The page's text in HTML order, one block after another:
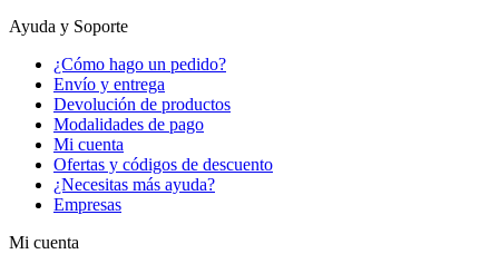
Ayuda y Soporte
¿Cómo hago un pedido?
Envío y entrega
Devolución de productos
Modalidades de pago
Mi cuenta
Ofertas y códigos de descuento
¿Necesitas más ayuda?
Empresas
Mi cuenta